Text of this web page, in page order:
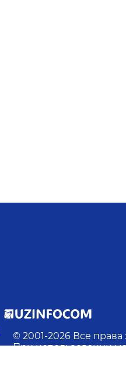
© 2001-2026 Все
При использовании